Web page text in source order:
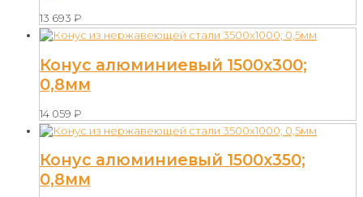
13 693 ₽
Конус алюминиевый 1500х300;
0,8мм
14 059 ₽
Конус алюминиевый 1500х350;
0,8мм